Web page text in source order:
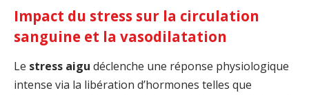
Impact du stress sur la circulation
sanguine et la vasodilatation
Le stress aigu déclenche une réponse physiologique
intense via la libération d’hormones telles que